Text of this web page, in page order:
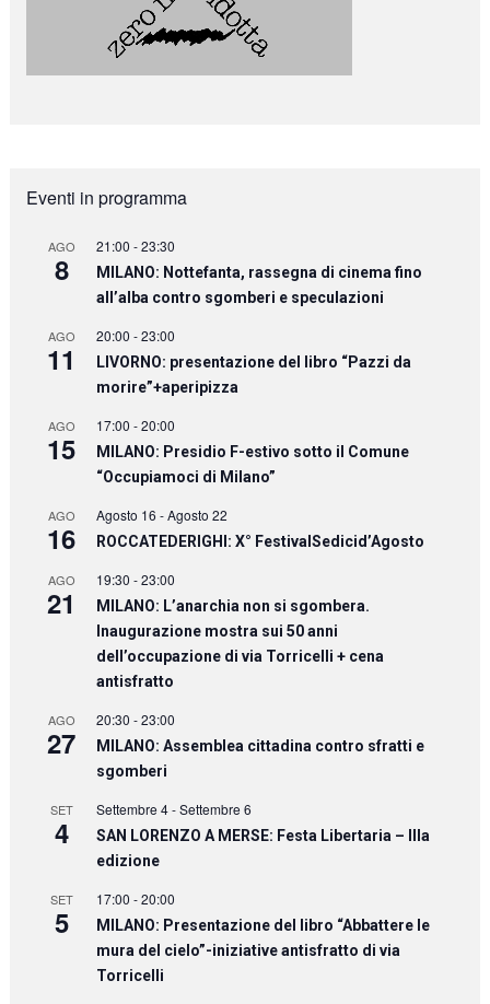
Eventi in programma
AGO
8
21:00 -23:30
MILANO: Nottefanta, rassegna di cinema fino
all’alba contro sgomberi e speculazioni
AGO
11
20:00 -23:00
LIVORNO: presentazione del libro “Pazzi da
morire”+aperipizza
AGO
15
17:00 -20:00
MILANO: Presidio F-estivo sotto il Comune
“Occupiamoci di Milano”
AGO
16
Agosto 16 -Agosto 22
ROCCATEDERIGHI: X° FestivalSedicid’Agosto
AGO
21
19:30 -23:00
MILANO: L’anarchia non si sgombera.
Inaugurazione mostra sui 50 anni
dell’occupazione di via Torricelli + cena
antisfratto
AGO
27
20:30 -23:00
MILANO: Assemblea cittadina contro sfratti e
sgomberi
SET
4
Settembre 4-Settembre 6
SAN LORENZO A MERSE: Festa Libertaria – IIIa
edizione
SET
5
17:00 -20:00
MILANO: Presentazione del libro “Abbattere le
mura del cielo”-iniziative antisfratto di via
Torricelli